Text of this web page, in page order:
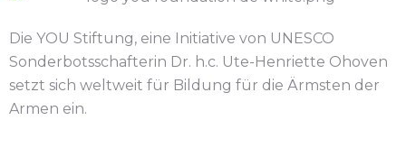
Die YOU Stiftung, eine Initiative von UNESCO
Sonderbotsschafterin Dr. h.c. Ute-Henriette Ohoven
setzt sich weltweit für Bildung für die Ärmsten der
Armen ein.